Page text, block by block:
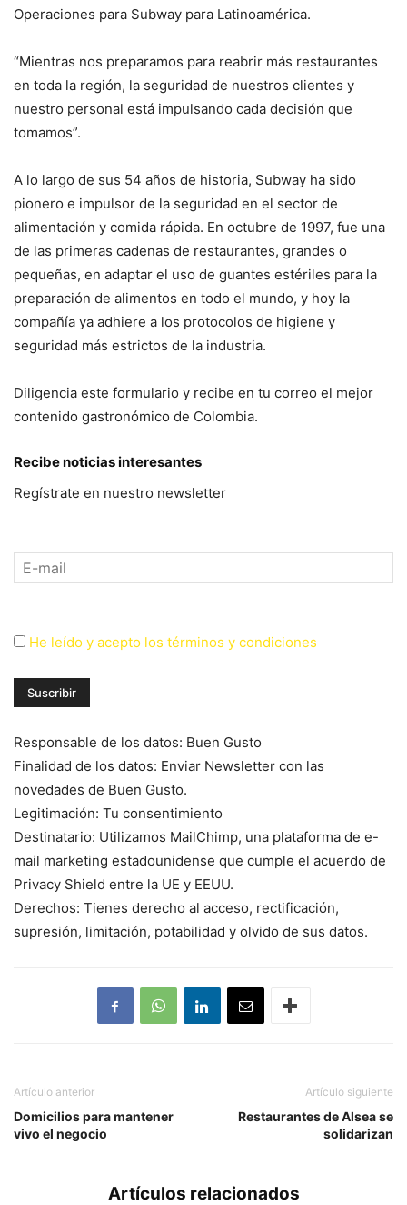
Operaciones para Subway para Latinoamérica.
“Mientras nos preparamos para reabrir más restaurantes
en toda la región, la seguridad de nuestros clientes y
nuestro personal está impulsando cada decisión que
tomamos”.
A lo largo de sus 54 años de historia, Subway ha sido
pionero e impulsor de la seguridad en el sector de
alimentación y comida rápida. En octubre de 1997, fue una
de las primeras cadenas de restaurantes, grandes o
pequeñas, en adaptar el uso de guantes estériles para la
preparación de alimentos en todo el mundo, y hoy la
compañía ya adhiere a los protocolos de higiene y
seguridad más estrictos de la industria.
Diligencia este formulario y recibe en tu correo el mejor
contenido gastronómico de Colombia.
Recibe noticias interesantes
Regístrate en nuestro newsletter
He leído y acepto los términos y condiciones
Responsable de los datos: Buen Gusto
Finalidad de los datos: Enviar Newsletter con las
novedades de Buen Gusto.
Legitimación: Tu consentimiento
Destinatario: Utilizamos MailChimp, una plataforma de e-
mail marketing estadounidense que cumple el acuerdo de
Privacy Shield entre la UE y EEUU.
Derechos: Tienes derecho al acceso, rectificación,
supresión, limitación, potabilidad y olvido de sus datos.
Artículo anterior
Domicilios para mantener
vivo el negocio
Artículo siguiente
Restaurantes de Alsea se
solidarizan
Artículos relacionados